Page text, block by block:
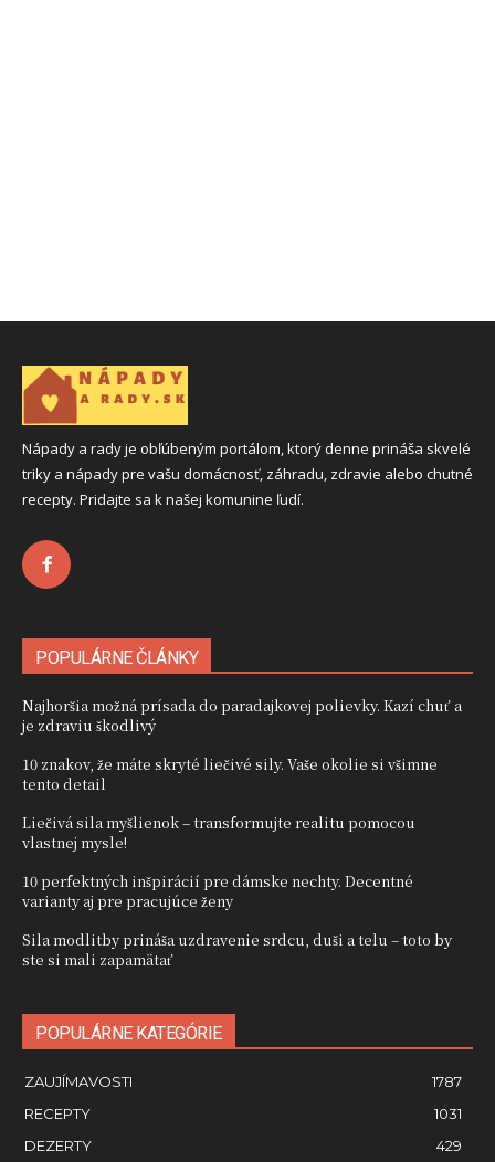
Nápady a rady je obľúbeným portálom, ktorý denne prináša skvelé
triky a nápady pre vašu domácnosť, záhradu, zdravie alebo chutné
recepty. Pridajte sa k našej komunine ľudí.
POPULÁRNE ČLÁNKY
Najhoršia možná prísada do paradajkovej polievky. Kazí chuť a
je zdraviu škodlivý
10 znakov, že máte skryté liečivé sily. Vaše okolie si všimne
tento detail
Liečivá sila myšlienok – transformujte realitu pomocou
vlastnej mysle!
10 perfektných inšpirácií pre dámske nechty. Decentné
varianty aj pre pracujúce ženy
Sila modlitby prináša uzdravenie srdcu, duši a telu – toto by
ste si mali zapamätať
POPULÁRNE KATEGÓRIE
ZAUJÍMAVOSTI
1787
RECEPTY
1031
DEZERTY
429